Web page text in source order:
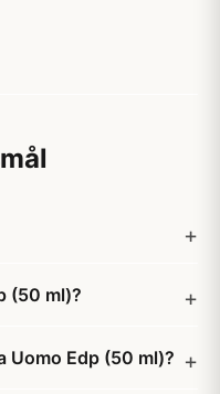
(50 ml)?
Uomo Edp (50 ml)?